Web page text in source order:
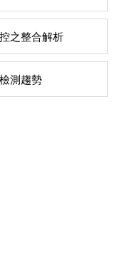
之整合解析
測趨勢